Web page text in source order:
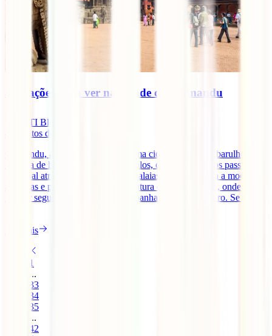
5 atrações para ver na cidade de Catmandu
IATI Blog
minutos de leitura
Catmandu, a capital do Nepal, é uma cidade vibrante e barulhenta.
Repleta de história, palácios e templos, que fica a poucos passos da
principal atração do Nepal: os Himalaias. A IATI coloca a mochila
às costas e parte contigo nesta aventura cheia de mística, onde o
melhor seguro de viagens te acompanha: IATI Mochileiro. Se tens
Ler mais
1
...
33
34
35
...
42